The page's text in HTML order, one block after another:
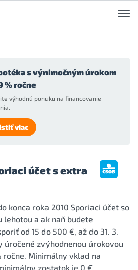
s výnimočným úrokom
% ročne
výhodnú ponuku na financovanie
viac
účet s extra
konca roka 2010 Sporiaci účet so
lehotou a ak naň budete
od 15 do 500 €, až do 31. 3.
úročené zvýhodnenou úrokovou
ročne. Minimálny vklad na
zostatok je 0 €.